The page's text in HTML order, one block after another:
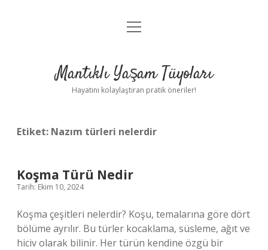
Anasayfa
Yasal Uyarı
menüyü
Mantıklı Yaşam Tüyoları
Hayatını kolaylaştıran pratik öneriler!
Etiket: Nazım türleri nelerdir
Koşma Türü Nedir
Tarih: Ekim 10, 2024
Koşma çeşitleri nelerdir? Koşu, temalarına göre dört
bölüme ayrılır. Bu türler kocaklama, süsleme, ağıt ve
hiciv olarak bilinir. Her türün kendine özgü bir